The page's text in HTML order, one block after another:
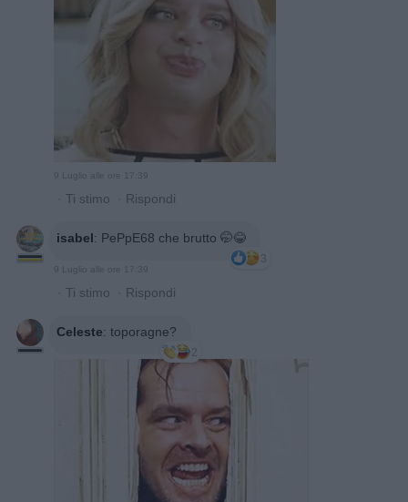
9 Luglio alle ore 17:39
· Ti stimo · Rispondi
isabel: PePpE68 che brutto 🤭😂
3
9 Luglio alle ore 17:39
· Ti stimo · Rispondi
Celeste: toporagne?
2